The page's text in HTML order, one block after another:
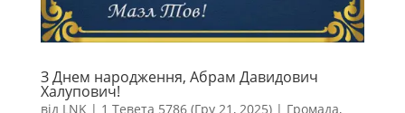
З Днем народження, Абрам Давидович
Халупович!
від LNK| 1 Тевета 5786 (Гру 21, 2025)| Громада,